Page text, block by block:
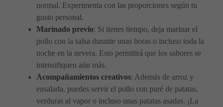
normal. Experimenta con las proporciones según tu
gusto personal.
Marinado previo: Si tienes tiempo, deja marinar el
pollo con la salsa durante unas horas o incluso toda la
noche en la nevera. Esto permitirá que los sabores se
intensifiquen aún más.
Acompañamientos creativos: Además de arroz y
ensalada, puedes servir el pollo con puré de patatas,
verduras al vapor o incluso unas patatas asadas. ¡La